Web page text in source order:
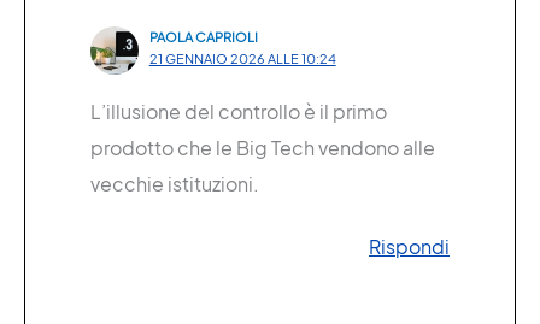
PAOLA CAPRIOLI
21 GENNAIO 2026 ALLE 10:24
L’illusione del controllo è il primo
prodotto che le Big Tech vendono alle
vecchie istituzioni.
Rispondi